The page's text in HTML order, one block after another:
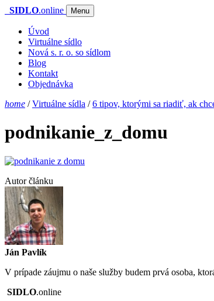
SIDLO.online Menu
Úvod
Virtuálne sídlo
Nová s. r. o. so sídlom
Blog
Kontakt
Objednávka
home /Virtuálne sídla /6 tipov, ktorými sa riadiť, ak
podnikanie_z_domu
Autor článku
Ján Pavlík
V prípade záujmu o naše služby budem prvá osoba,
SIDLO.online